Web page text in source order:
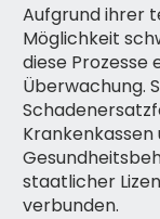
Aufgrund ihrer
Möglichkeit
diese Prozesse
Überwachung.
staatlicher
verbunden.